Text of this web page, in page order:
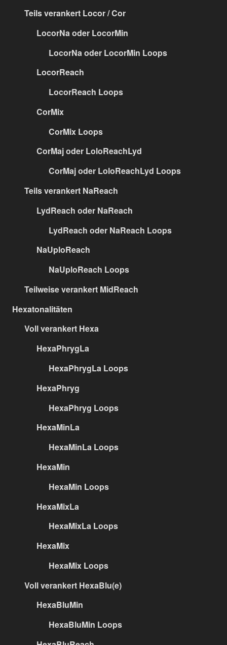
Teils verankert Locor / Cor
LocorNa oder LocorMin
LocorNa oder LocorMin Loops
LocorReach
LocorReach Loops
CorMix
CorMix Loops
CorMaj oder LoloReachLyd
CorMaj oder LoloReachLyd Loops
Teils verankert NaReach
LydReach oder NaReach
LydReach oder NaReach Loops
NaUploReach
NaUploReach Loops
Teilweise verankert MidReach
Hexatonalitäten
Voll verankert Hexa
HexaPhrygLa
HexaPhrygLa Loops
HexaPhryg
HexaPhryg Loops
HexaMinLa
HexaMinLa Loops
HexaMin
HexaMin Loops
HexaMixLa
HexaMixLa Loops
HexaMix
HexaMix Loops
Voll verankert HexaBlu(e)
HexaBluMin
HexaBluMin Loops